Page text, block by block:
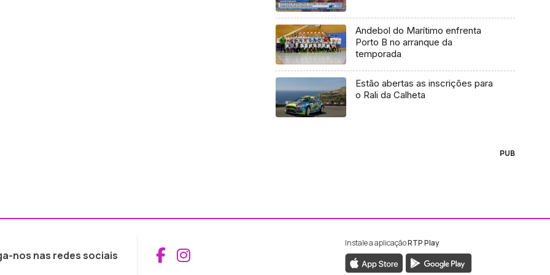
Andebol do Marítimo enfrenta
Porto B no arranque da
temporada
Estão abertas as inscrições para
o Rali da Calheta
PUB
nos nas redes sociais Aceder ao Facebook da RTP Madeira
Aceder ao Instagram da RTP Madeira
Instale a aplicaçãoRTP Play